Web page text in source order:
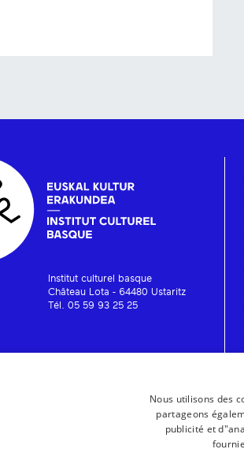
Institut culturel basque
Château Lota - 64480 Ustaritz
Tél. 05 59 93 25 25
Nous utilisons des
partageons
publicité et